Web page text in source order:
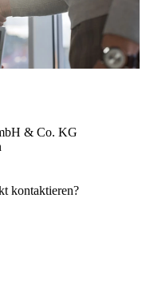
& Co. KG
kontaktieren?